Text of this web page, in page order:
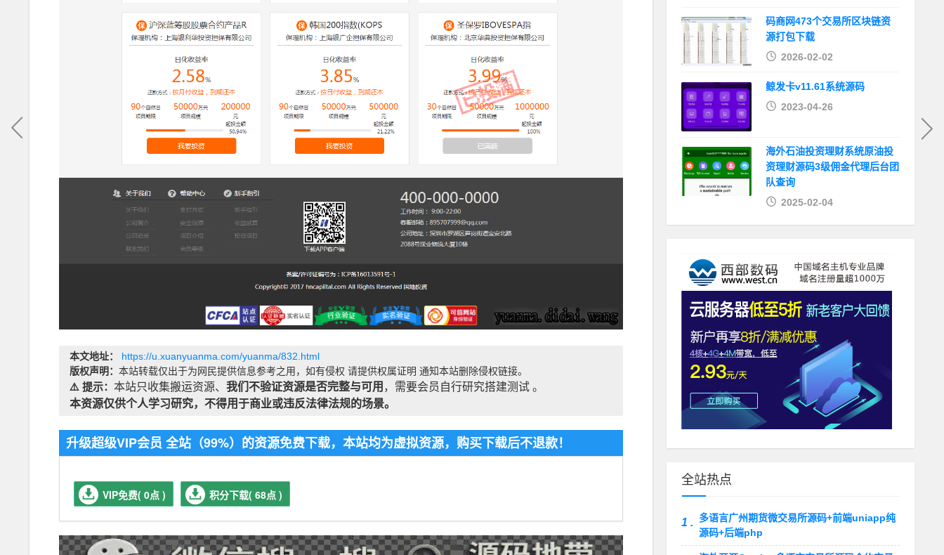
本文地址：
https://u.xuanyuanma.com/yuanma/832.html
版权声明： 本站转载仅出于为网民提供信息参考之用，如有侵权 请提供权属证明 通知本站删除侵权链接。
⚠️ 提示： 本站只收集搬运资源、 我们不验证资源是否完整与可用 ，需要会员自行研究搭建测试 。
本资源仅供个人学习研究，不得用于商业或违反法律法规的场景。
升级超级VIP会员 全站（99%）的资源免费下载，本站均为虚拟资源，购买下载后不退款！
VIP免费( 0点 ) 积分下载( 68点 )
码商网473个交易所区块链资
源打包下载
2026-02-02
鲸发卡v11.61系统源码
2023-04-26
海外石油投资理财系统原油投
资理财源码3级佣金代理后台团
队查询
2025-02-04
全站热点
1 .
多语言广州期货微交易所源码+前端uniapp纯
源码+后端php